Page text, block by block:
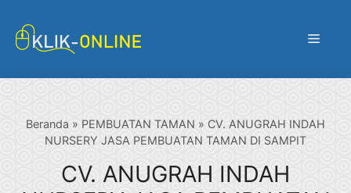
Menu
Beranda » PEMBUATAN TAMAN » CV. ANUGRAH INDAH
NURSERY JASA PEMBUATAN TAMAN DI SAMPIT
CV. ANUGRAH INDAH